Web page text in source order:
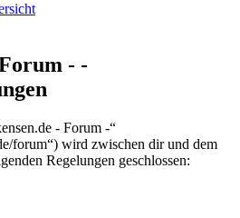
- -
- Forum -“
forum“) wird zwischen dir und dem
Regelungen geschlossen: